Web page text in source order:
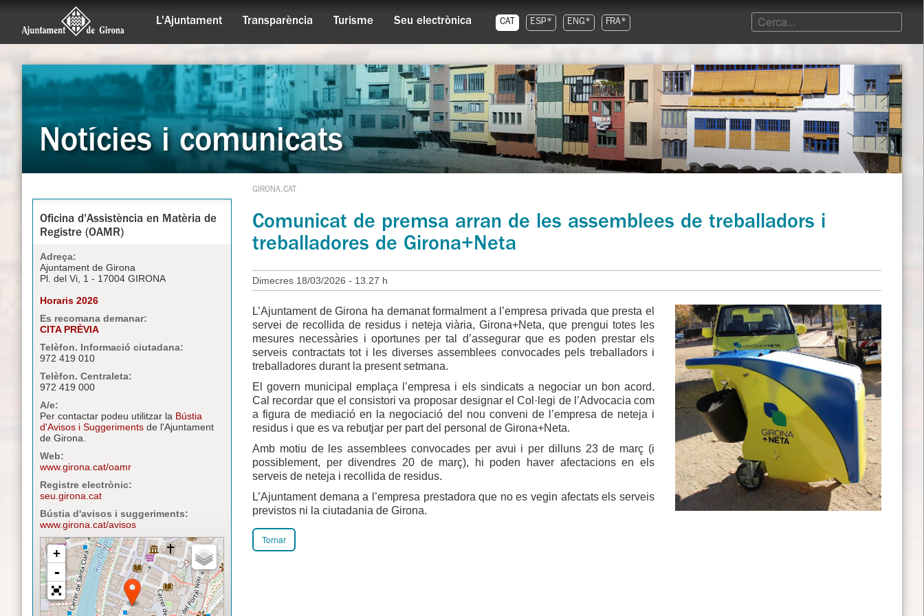
L'Ajuntament Transparència Turisme Seu electrònica CAT ESP* ENG* FRA*
Notícies i comunicats
Oficina d'Assistència en Matèria de
Registre (OAMR)
Adreça:
Ajuntament de Girona
Pl. del Vi, 1 - 17004 GIRONA
Horaris 2026
Es recomana demanar:
CITA PRÈVIA
Telèfon. Informació ciutadana:
972 419 010
Telèfon. Centraleta:
972 419 000
A/e:
Per contactar podeu utilitzar la Bústia
d'Avisos i Suggeriments de l'Ajuntament
de Girona.
Web:
www.girona.cat/oamr
Registre electrònic:
seu.girona.cat
Bústia d'avisos i suggeriments:
www.girona.cat/avisos
GIRONA.CAT
Comunicat de premsa arran de les assemblees de treballadors i
treballadores de Girona+Neta
Dimecres 18/03/2026 - 13.27 h
L’Ajuntament de Girona ha demanat formalment a l’empresa privada que presta el
servei de recollida de residus i neteja viària, Girona+Neta, que prengui totes les
mesures necessàries i oportunes per tal d’assegurar que es poden prestar els
serveis contractats tot i les diverses assemblees convocades pels treballadors i
treballadores durant la present setmana.
El govern municipal emplaça l’empresa i els sindicats a negociar un bon acord.
Cal recordar que el consistori va proposar designar el Col·legi de l’Advocacia com
a figura de mediació en la negociació del nou conveni de l’empresa de neteja i
residus i que es va rebutjar per part del personal de Girona+Neta.
Amb motiu de les assemblees convocades per avui i per dilluns 23 de març (i
possiblement, per divendres 20 de març), hi poden haver afectacions en els
serveis de neteja i recollida de residus.
L’Ajuntament demana a l’empresa prestadora que no es vegin afectats els serveis
previstos ni la ciutadania de Girona.
Tornar